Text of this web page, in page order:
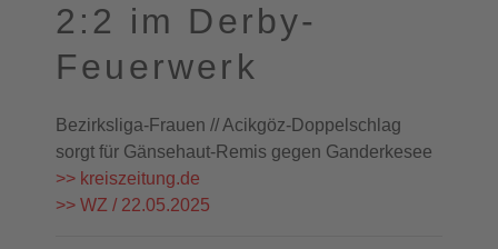
2:2 im Derby-
Feuerwerk
Bezirksliga-Frauen // Acikgöz-Doppelschlag
sorgt für Gänsehaut-Remis gegen Ganderkesee
>> kreiszeitung.de
>> WZ / 22.05.2025